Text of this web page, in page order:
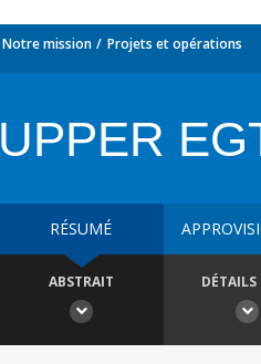
Notre mission Projets et opérations
UPPER
RÉSUMÉ
ABSTRAIT DÉTAILS